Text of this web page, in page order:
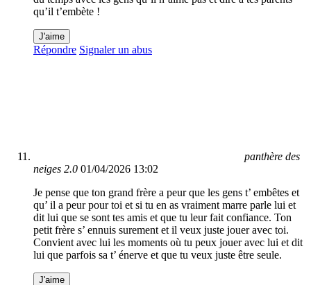
qu’il t’embète !
J'aime
Répondre Signaler un abus
panthère des
neiges 2.0 01/04/2026 13:02
Je pense que ton grand frère a peur que les gens t’ embêtes et
qu’ il a peur pour toi et si tu en as vraiment marre parle lui et
dit lui que se sont tes amis et que tu leur fait confiance. Ton
petit frère s’ ennuis surement et il veux juste jouer avec toi.
Convient avec lui les moments où tu peux jouer avec lui et dit
lui que parfois sa t’ énerve et que tu veux juste être seule.
J'aime